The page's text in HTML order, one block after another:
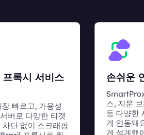
록시 서비스
빠르고, 가용성
버로 다양한 타겟
단 없이 스크래핑
손쉬운
스, 지문
등 다양한
게 연동돼
게 설계했